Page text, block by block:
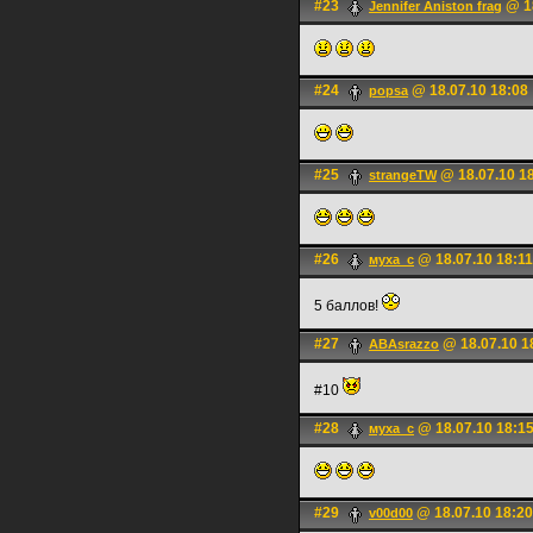
#23 Jennifer Aniston frag @
#24 popsa@ 18.07.10 18:08
#25 strangeTW@ 18.07.10
#26 муха_с @ 18.07.10 18:11
5 баллов!
#27 ABAsrazzo @ 18.07.10
#10
#28 муха_с @ 18.07.10 18:15
#29 v00d00 @ 18.07.10 18:20